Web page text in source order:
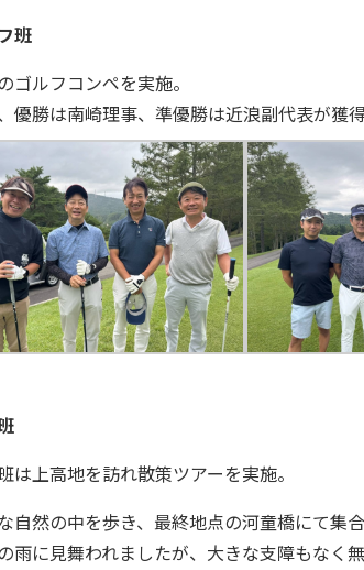
班
ゴルフコンペを実施。
優勝は南崎理事、準優勝は近浪副代表が獲
は上高地を訪れ散策ツアーを実施。
自然の中を歩き、最終地点の河童橋にて集
雨に見舞われましたが、大きな支障もなく